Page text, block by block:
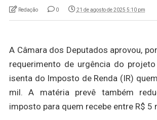
Redação 0 21 de agosto de 2025 5:10 pm
A Câmara dos Deputados aprovou,
requerimento de urgência do
isenta do Imposto de Renda (IR)
mil. A matéria prevê também
imposto para quem recebe entre R$ 5